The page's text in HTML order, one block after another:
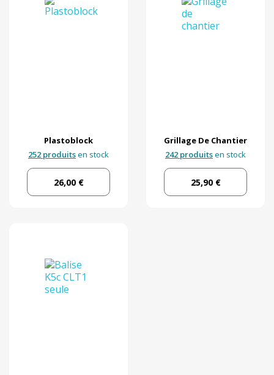
Plastoblock
252 produitsen stock
26,00 €
Grillage De Chantier
242 produitsen stock
25,90 €